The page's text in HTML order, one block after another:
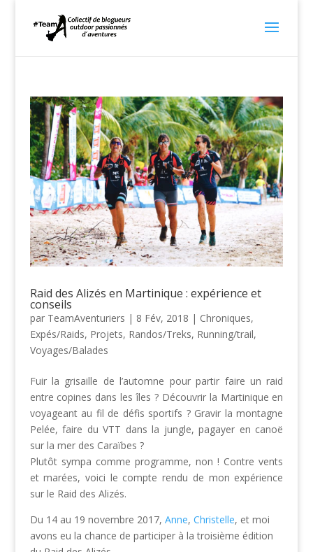
Raid des Alizés en Martinique : expérience et
conseils
par TeamAventuriers | 8 Fév, 2018 | Chroniques,
Expés/Raids, Projets, Randos/Treks, Running/trail,
Voyages/Balades
Fuir la grisaille de l’automne pour partir faire un raid
entre copines dans les îles ? Découvrir la Martinique en
voyageant au fil de défis sportifs ? Gravir la montagne
Pelée, faire du VTT dans la jungle, pagayer en canoë
sur la mer des Caraïbes ?
Plutôt sympa comme programme, non ! Contre vents
et marées, voici le compte rendu de mon expérience
sur le Raid des Alizés.
Du 14 au 19 novembre 2017, Anne, Christelle, et moi
avons eu la chance de participer à la troisième édition